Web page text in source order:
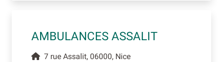
AMBULANCES ASSALIT
7 rue Assalit, 06000, Nice